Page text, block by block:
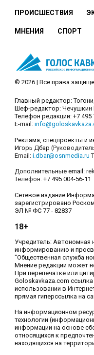
ПРОИСШЕСТВИЯ
МНЕНИЯ СПОРТ
© 2026 | Все права
Главный редактор:
Шеф-редактор: Чечушкин
Телефон редакции: +7 495
E-mail:
Реклама, спецпроекты и
Игорь Дбар
Email: i.dbar@osnmedia.ru
Дополнительные email:
Телефон: +7 495 004-56-11
Сетевое издание
зарегистрировано
ЭЛ № ФС 77 - 82837
18+
Учредитель: Автономная
информированию и
"Общественная служба
Мнение редакции может
При перепечатке или
Goloskavkaza.com ссылка
использовании в
прямая гиперссылка на
На информационном
технологии
информации на основе
относящихся к
находящихся на